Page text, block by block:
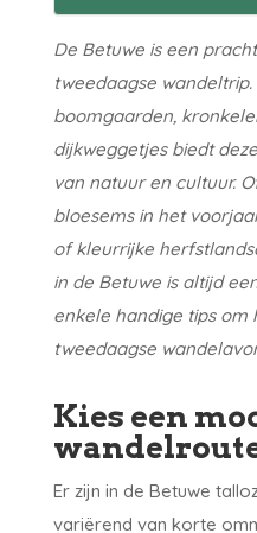
De Betuwe is een
tweedaagse
boomgaarden,
dijkweggetjes biedt
van natuur en cultuur.
bloesems in het
of kleurrijke
in de Betuwe is altijd
enkele handige tips om
tweedaagse
Kies een
Er zijn in de Betuwe
variërend van korte